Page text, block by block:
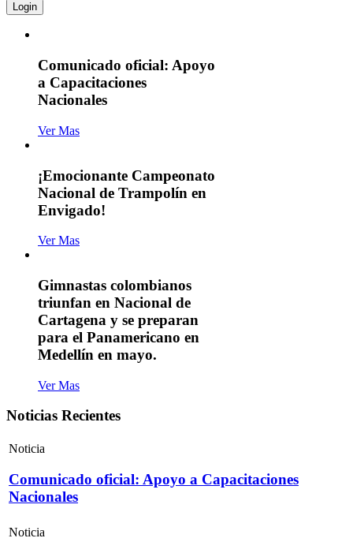
Login
Comunicado oficial: Apoyo
a Capacitaciones
Nacionales
Ver Mas
¡Emocionante Campeonato
Nacional de Trampolín en
Envigado!
Ver Mas
Gimnastas colombianos
triunfan en Nacional de
Cartagena y se preparan
para el Panamericano en
Medellín en mayo.
Ver Mas
Noticias Recientes
Noticia
Comunicado oficial: Apoyo a Capacitaciones
Nacionales
Noticia